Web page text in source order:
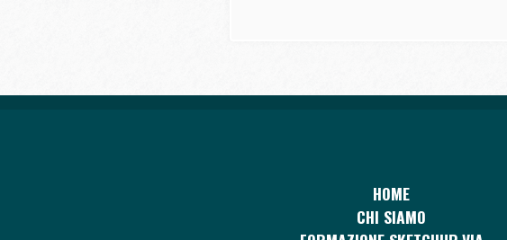
HOME
CHI SIAMO